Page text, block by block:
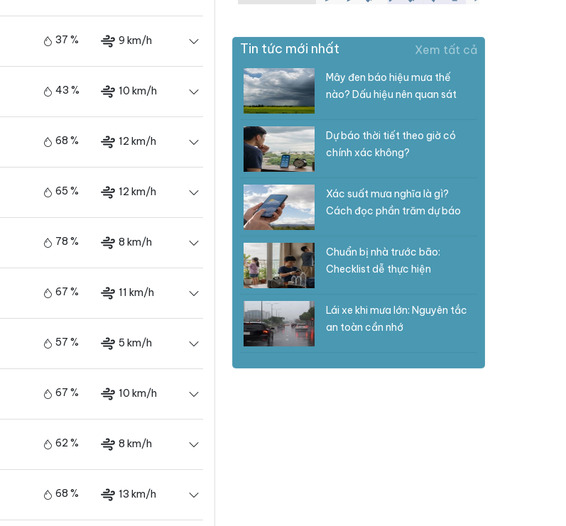
37 % 9 km/h
43 % 10 km/h
68 % 12 km/h
65 % 12 km/h
78 % 8 km/h
67 % 11 km/h
57 % 5 km/h
67 % 10 km/h
62 % 8 km/h
68 % 13 km/h
Tin tức mới nhất Xem tất cả
Mây đen báo hiệu mưa thế
nào? Dấu hiệu nên quan sát
Dự báo thời tiết theo giờ có
chính xác không?
Xác suất mưa nghĩa là gì?
Cách đọc phần trăm dự báo
Chuẩn bị nhà trước bão:
Checklist dễ thực hiện
Lái xe khi mưa lớn: Nguyên tắc
an toàn cần nhớ